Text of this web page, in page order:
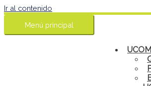
Ir al contenido
Menú principal